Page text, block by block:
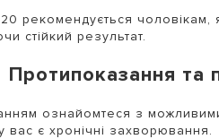
20 рекомендується
стійкий результат.
Протипоказання та
ознайомтеся з
є хронічні захворювання.